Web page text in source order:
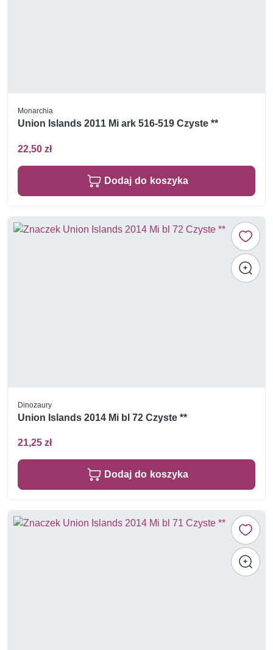
Monarchia
Union Islands 2011 Mi ark 516-519 Czyste **
22,50 zł
Dodaj do koszyka
Dinozaury
Union Islands 2014 Mi bl 72 Czyste **
21,25 zł
Dodaj do koszyka